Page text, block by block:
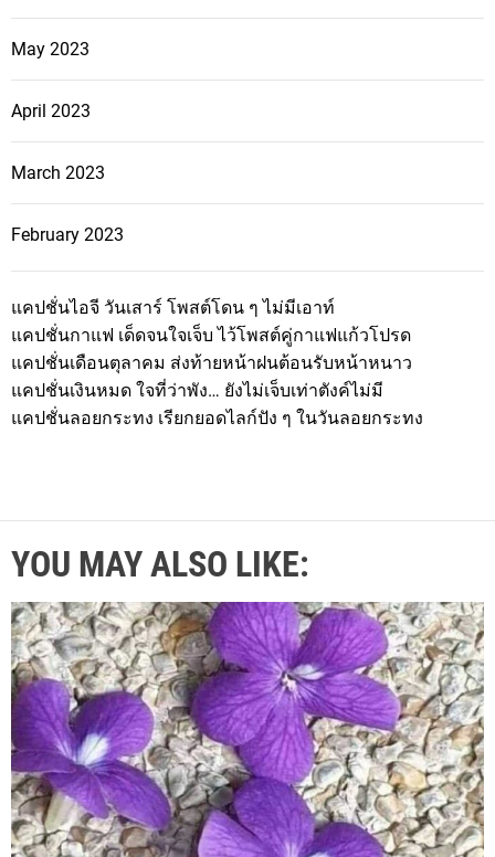
May 2023
April 2023
March 2023
February 2023
แคปชั่นไอจี วันเสาร์ โพสต์โดน ๆ ไม่มีเอาท์
แคปชั่นกาแฟ เด็ดจนใจเจ็บ ไว้โพสต์คู่กาแฟแก้วโปรด
แคปชั่นเดือนตุลาคม ส่งท้ายหน้าฝนต้อนรับหน้าหนาว
แคปชั่นเงินหมด ใจที่ว่าพัง… ยังไม่เจ็บเท่าตังค์ไม่มี
แคปชั่นลอยกระทง เรียกยอดไลก์ปัง ๆ ในวันลอยกระทง
YOU MAY ALSO LIKE: